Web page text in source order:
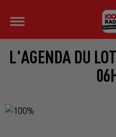
L'AGENDA DU